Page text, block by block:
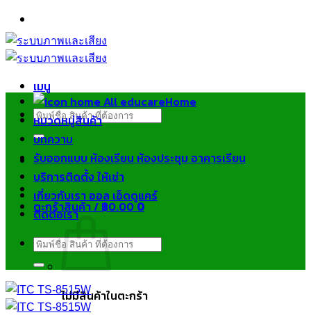
ข้าม
ไป
ยัง
เมนู
ค้นหา:
ตะกร้าสินค้า /฿0.000
ไม่มีสินค้าในตะกร้า
Home
หมวดหมู่สินค้า
บทความ
รับออกแบบ ห้องเรียน ห้องประชุม อาคารเรียน
บริการติดตั้ง ให้เช่า
เกี่ยวกับเรา ออล เอ็ดดูแคร์
ติดต่อเรา
ค้นหา: